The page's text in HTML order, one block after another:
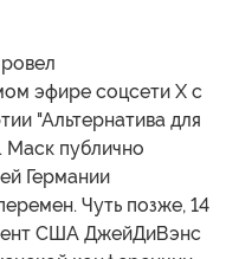
эфире соцсети X с
"Альтернатива для
Маск публично
Германии
Чуть позже, 14
США ДжейДиВэнс